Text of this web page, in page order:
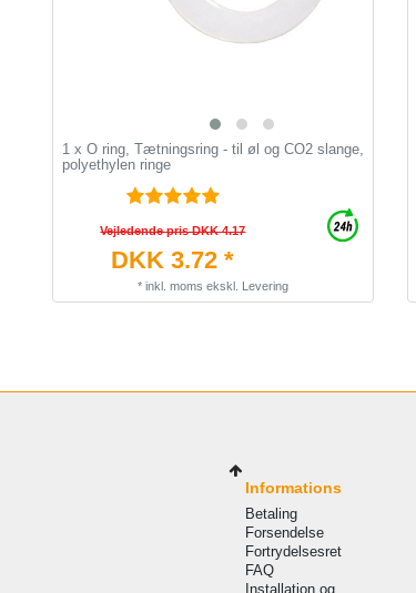
1 x O ring, Tætningsring - til øl og CO2 slange,
polyethylen ringe
Vejledende pris DKK 4.17
DKK 3.72 *
* inkl. moms ekskl. Levering
Informations
Betaling
Forsendelse
Fortrydelsesret
FAQ
Installation og